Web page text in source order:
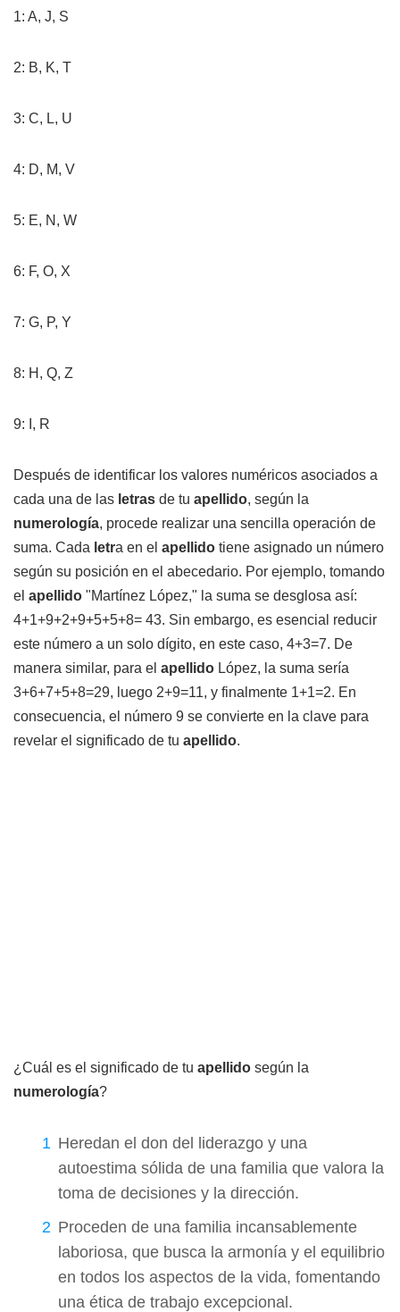
1: A, J, S
2: B, K, T
3: C, L, U
4: D, M, V
5: E, N, W
6: F, O, X
7: G, P, Y
8: H, Q, Z
9: I, R
Después de identificar los valores numéricos asociados a
cada una de las letras de tu apellido, según la
numerología, procede realizar una sencilla operación de
suma. Cada letra en el apellido tiene asignado un número
según su posición en el abecedario. Por ejemplo, tomando
el apellido "Martínez López," la suma se desglosa así:
4+1+9+2+9+5+5+8= 43. Sin embargo, es esencial reducir
este número a un solo dígito, en este caso, 4+3=7. De
manera similar, para el apellido López, la suma sería
3+6+7+5+8=29, luego 2+9=11, y finalmente 1+1=2. En
consecuencia, el número 9 se convierte en la clave para
revelar el significado de tu apellido.
¿Cuál es el significado de tu apellido según la
numerología?
Heredan el don del liderazgo y una
autoestima sólida de una familia que valora la
toma de decisiones y la dirección.
Proceden de una familia incansablemente
laboriosa, que busca la armonía y el equilibrio
en todos los aspectos de la vida, fomentando
una ética de trabajo excepcional.